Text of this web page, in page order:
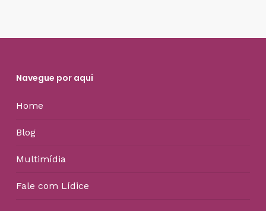
Navegue por aqui
Home
Blog
Multimídia
Fale com Lídice